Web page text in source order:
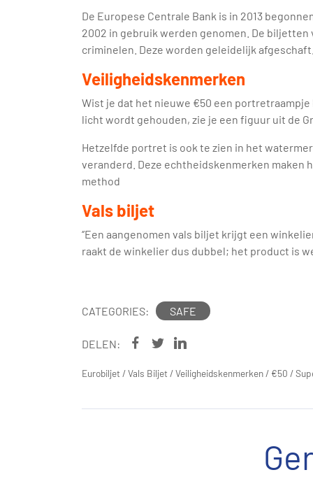
De Europese Centrale Bank is in 2013
2002 in gebruik werden genomen. De
criminelen. Deze worden geleidelijk afgeschaft.
Veiligheidskenmerken
Wist je dat het nieuwe €50 een
licht wordt gehouden, zie je een figuur uit de
Hetzelfde portret is ook te zien in het
veranderd. Deze echtheidskenmerken maken
method
Vals biljet
‘’Een aangenomen vals biljet krijgt een
raakt de winkelier dus dubbel; het product is
CATEGORIES: SAFE
DELEN:
Eurobiljet /Vals Biljet /Veiligheidskenmerken / €50 /